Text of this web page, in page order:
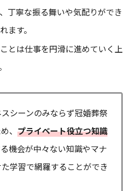
丁寧な振る舞いや気配りができ
ます。
とは仕事を円滑に進めていく上
シーンのみならず冠婚葬祭
、 プライベート役立つ知識
機会が中々ない知識やマナ
学習で網羅することができ